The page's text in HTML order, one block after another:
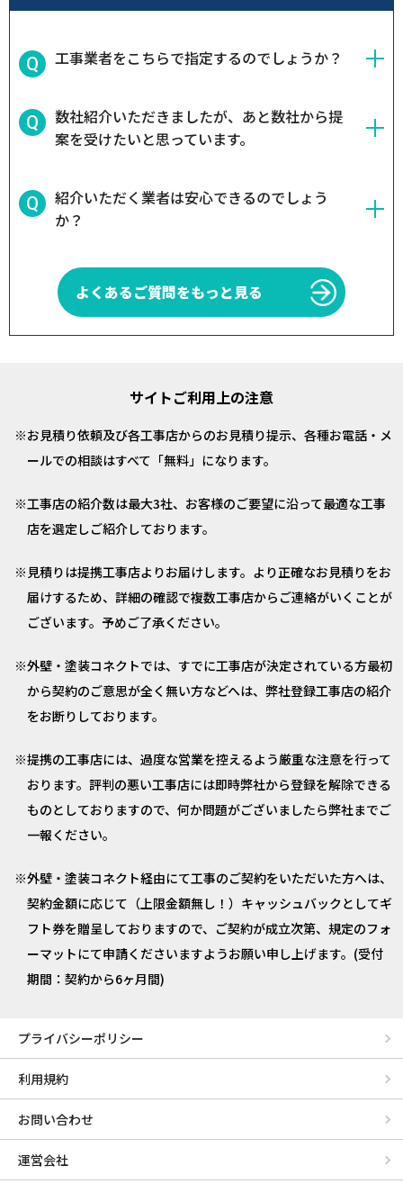
工事業者をこちらで指定するのでしょうか？
数社紹介いただきましたが、あと数社から提
案を受けたいと思っています。
紹介いただく業者は安心できるのでしょう
か？
よくあるご質問をもっと見る
サイトご利用上の注意
お見積り依頼及び各工事店からのお見積り提示、各種お電話・メ
ールでの相談はすべて「無料」になります。
工事店の紹介数は最大3社、お客様のご要望に沿って最適な工事
店を選定しご紹介しております。
見積りは提携工事店よりお届けします。より正確なお見積りをお
届けするため、詳細の確認で複数工事店からご連絡がいくことが
ございます。予めご了承ください。
外壁・塗装コネクトでは、すでに工事店が決定されている方最初
から契約のご意思が全く無い方などへは、弊社登録工事店の紹介
をお断りしております。
提携の工事店には、過度な営業を控えるよう厳重な注意を行って
おります。評判の悪い工事店には即時弊社から登録を解除できる
ものとしておりますので、何か問題がございましたら弊社までご
一報ください。
外壁・塗装コネクト経由にて工事のご契約をいただいた方へは、
契約金額に応じて（上限金額無し！）キャッシュバックとしてギ
フト券を贈呈しておりますので、ご契約が成立次第、規定のフォ
ーマットにて申請くださいますようお願い申し上げます。(受付
期間：契約から6ヶ月間)
プライバシーポリシー
利用規約
お問い合わせ
運営会社